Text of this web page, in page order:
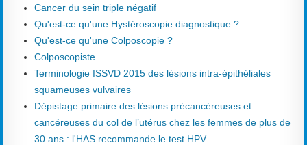
Cancer du sein triple négatif
Qu'est-ce qu'une Hystéroscopie diagnostique ?
Qu'est-ce qu'une Colposcopie ?
Colposcopiste
Terminologie ISSVD 2015 des lésions intra-épithéliales
squameuses vulvaires
Dépistage primaire des lésions précancéreuses et
cancéreuses du col de l’utérus chez les femmes de plus de
30 ans : l'HAS recommande le test HPV